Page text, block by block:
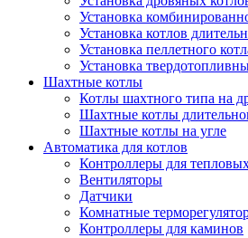
Установка
Установка котлов
Установка пеллетного
Установка
Шахтные котлы
Котлы шахтного типа на
Шахтные котлы
Шахтные котлы на угле
Автоматика для котлов
Контроллеры для
Вентиляторы
Датчики
Комнатные
Контроллеры для каминов